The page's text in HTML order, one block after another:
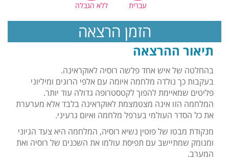
עברית ללא הגבלה
הזמן הרצאה
תיאור ההרצאה
בהחלטה של איש אחד פלשה רוסיה לאוקראינה.
בעקבות כך נולדה מלחמה איומה עם אלפי הרוגים ומיליוני
פליטים שמאיימת להפוך לקטסטרופה גדולה עוד יותר.
המלחמה הזו אינה מצטמצמת לאוקראינה בלבד אלא מערערת
את כל הסדר העולמי בערפל מלחמה ואיום גרעיני.
מנקודת מבטו של פוטין נשיא רוסיה, המלחמה היא צעד הגיוני
ומנומק שמתיישב עם תפיסת עולמו את השכנים של רוסיה ואת
המערב.